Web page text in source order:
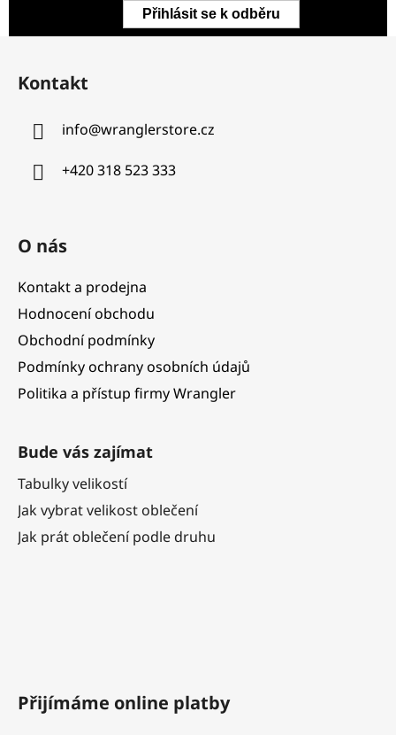
Přihlásit se k odběru
Kontakt
info@wranglerstore.cz
+420 318 523 333
O nás
Kontakt a prodejna
Hodnocení obchodu
Obchodní podmínky
Podmínky ochrany osobních údajů
Politika a přístup firmy Wrangler
Bude vás zajímat
Tabulky velikostí
Jak vybrat velikost oblečení
Jak prát oblečení podle druhu
Přijímáme online platby